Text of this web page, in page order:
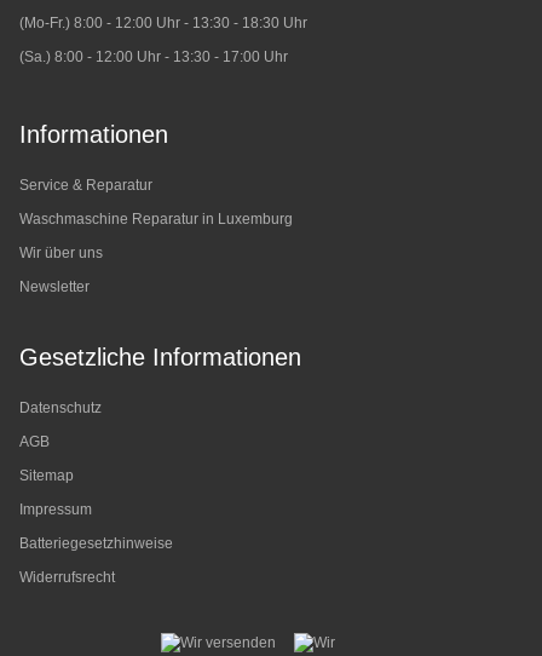
(Mo-Fr.) 8:00 - 12:00 Uhr - 13:30 - 18:30 Uhr
(Sa.) 8:00 - 12:00 Uhr - 13:30 - 17:00 Uhr
Informationen
Service & Reparatur
Waschmaschine Reparatur in Luxemburg
Wir über uns
Newsletter
Gesetzliche Informationen
Datenschutz
AGB
Sitemap
Impressum
Batteriegesetzhinweise
Widerrufsrecht